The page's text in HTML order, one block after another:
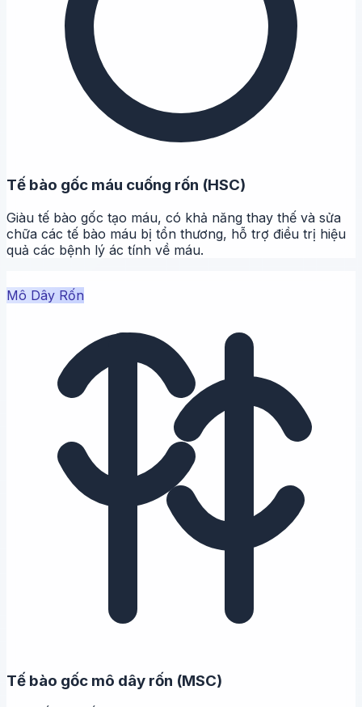
Tế bào gốc máu cuống rốn (HSC)
Giàu tế bào gốc tạo máu, có khả năng thay thế và sửa
chữa các tế bào máu bị tổn thương, hỗ trợ điều trị hiệu
quả các bệnh lý ác tính về máu.
Mô Dây Rốn
Tế bào gốc mô dây rốn (MSC)